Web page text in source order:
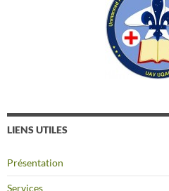
LIENS UTILES
Présentation
Services